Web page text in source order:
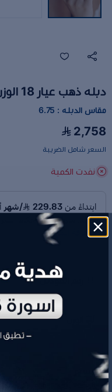
دبله ذهب عيار 18 الوزن 5.04 جرام
مقاس الدبله : 6.75
2,758
السعر شامل الضريبة
نفدت الكمية
رقم الموديل
السعر